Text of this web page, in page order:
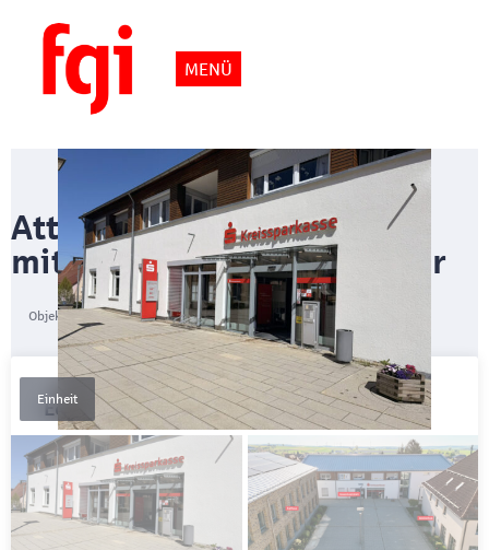
MENÜ
Einheit
Attraktive Gewerbeeinheit
mit bonitätsstarkem Mieter
Objektnummer 101714
Eckdaten
Kaufpreis
600.000 €
Gesamtfläche